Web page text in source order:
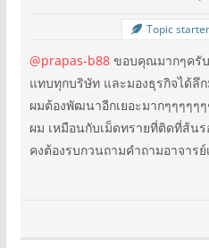
Topic starter
@prapas-b88ขอบคุณมากๆครับ
แทบทุกบริษัท และมองธุรกิจได้ลึ
ผมต้องพัฒนาอีกเยอะมากๆๆๆๆๆ
ผม เหมือนกับเม็ดทรายที่ติดที่ส้นร
คงต้องรบกวนถามคำถามอาจารย์